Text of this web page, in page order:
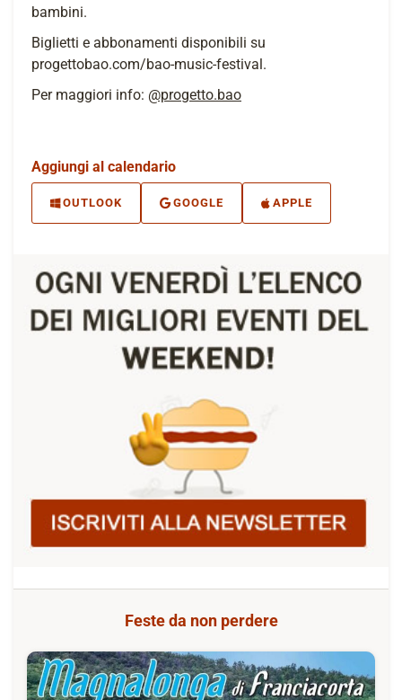
bambini.
Biglietti e abbonamenti disponibili su
progettobao.com/bao-music-festival.
Per maggiori info: @progetto.bao
Aggiungi al calendario
OUTLOOK GOOGLE APPLE
Feste da non perdere